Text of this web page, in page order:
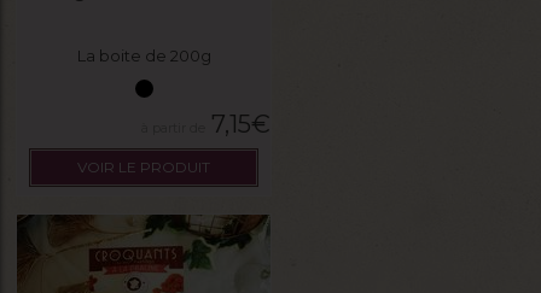
La boite de 200g
7,15€
VOIR LE PRODUIT